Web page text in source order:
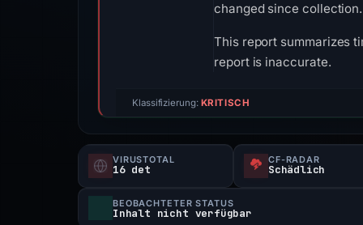
changed since collection.
This report summarizes
report is inaccurate.
Klassifizierung: KRITISCH
VIRUSTOTAL
16 det
CF-RADAR
Schädlich
BEOBACHTETER STATUS
Inhalt nicht verfügbar